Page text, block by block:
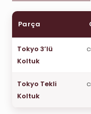
Parça
Tokyo 3’lü
Koltuk
Tokyo Tekli
Koltuk